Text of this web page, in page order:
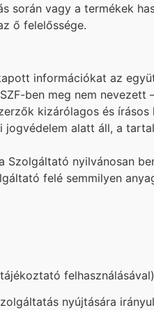
vagy a termékek
ő felelőssége.
információkat az
ben meg nem nevezett
kizárólagos és
alatt áll, a
nyilvánosan
felé semmilyen
felhasználásával)
nyújtására